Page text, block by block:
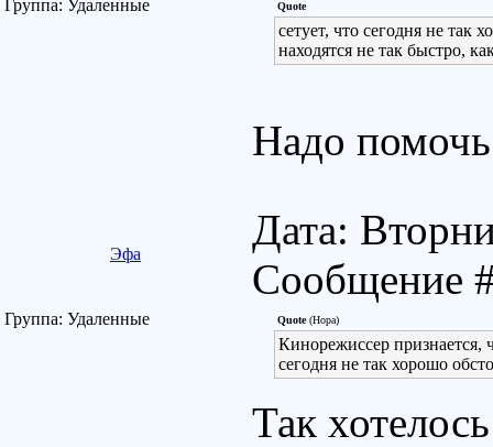
Группа: Удаленные Quote
сетует, что сегодня не
находятся не так быстро,
Надо
Эфа
Дата:
Сообщение
Группа: Удаленные Quote(Нора)
Кинорежиссер признается,
сегодня не так хорошо
Так